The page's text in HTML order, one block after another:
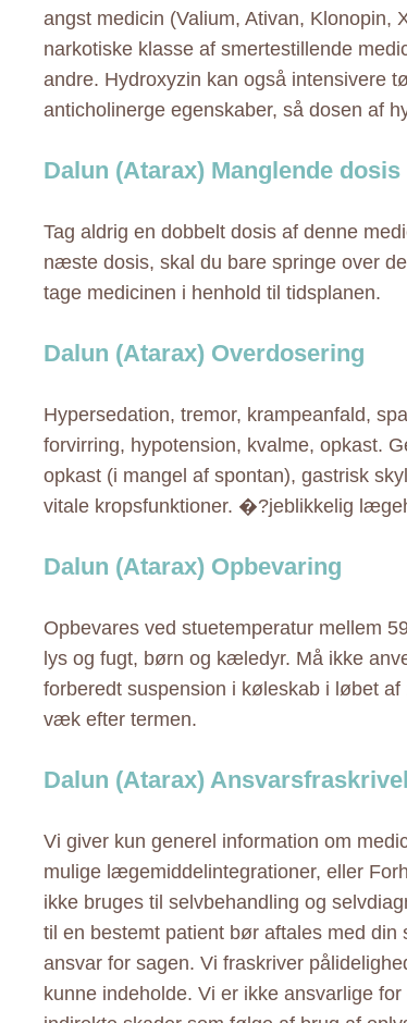
angst medicin (Valium, Ativan, Klonopin,
narkotiske klasse af smertestillende
andre. Hydroxyzin kan også intensivere
anticholinerge egenskaber, så dosen af
Dalun (Atarax) Manglende dosis
Tag aldrig en dobbelt dosis af denne
næste dosis, skal du bare springe over
tage medicinen i henhold til tidsplanen.
Dalun (Atarax) Overdosering
Hypersedation, tremor, krampeanfald,
forvirring, hypotension, kvalme, opkast.
opkast (i mangel af spontan), gastrisk
vitale kropsfunktioner. �?jeblikkelig
Dalun (Atarax) Opbevaring
Opbevares ved stuetemperatur mellem
lys og fugt, børn og kæledyr. Må ikke
forberedt suspension i køleskab i løbet
væk efter termen.
Dalun (Atarax)
Vi giver kun generel information om
mulige lægemiddelintegrationer, eller
ikke bruges til selvbehandling og
til en bestemt patient bør aftales med
ansvar for sagen. Vi fraskriver
kunne indeholde. Vi er ikke ansvarlige